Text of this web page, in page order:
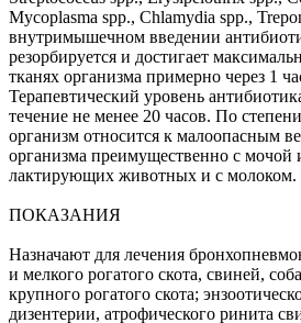
Mycoplasma spp., Chlamydia spp.,
внутримышечном введении
резорбируется и достигает
тканях организма примерно через 1
Терапевтический уровень
течение не менее 20 часов. По
организм относится к малоопасным
организма преимущественно с
лактирующих животных и с молоком.
ПОКАЗАНИЯ
Назначают для лечения
и мелкого рогатого скота, свиней,
крупного рогатого скота;
дизентерии, атрофического ринита